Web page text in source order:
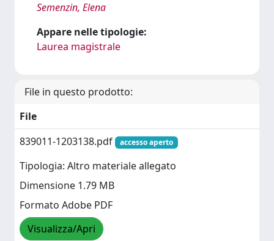
Semenzin, Elena
Appare nelle tipologie:
Laurea magistrale
File in questo prodotto:
File
839011-1203138.pdf
accesso aperto
Tipologia: Altro materiale allegato
Dimensione 1.79 MB
Formato Adobe PDF
Visualizza/Apri